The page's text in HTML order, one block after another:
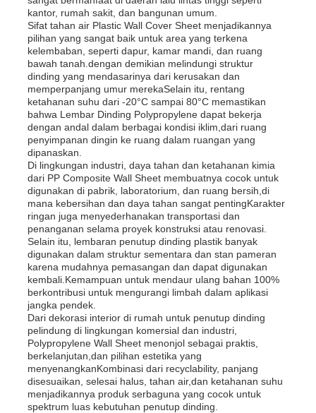
kantor, rumah sakit, dan bangunan umum.
Sifat tahan air Plastic Wall Cover Sheet menjadikannya
pilihan yang sangat baik untuk area yang terkena
kelembaban, seperti dapur, kamar mandi, dan ruang
bawah tanah.dengan demikian melindungi struktur
dinding yang mendasarinya dari kerusakan dan
memperpanjang umur merekaSelain itu, rentang
ketahanan suhu dari -20°C sampai 80°C memastikan
bahwa Lembar Dinding Polypropylene dapat bekerja
dengan andal dalam berbagai kondisi iklim,dari ruang
penyimpanan dingin ke ruang dalam ruangan yang
dipanaskan.
Di lingkungan industri, daya tahan dan ketahanan kimia
dari PP Composite Wall Sheet membuatnya cocok untuk
digunakan di pabrik, laboratorium, dan ruang bersih,di
mana kebersihan dan daya tahan sangat pentingKarakter
ringan juga menyederhanakan transportasi dan
penanganan selama proyek konstruksi atau renovasi.
Selain itu, lembaran penutup dinding plastik banyak
digunakan dalam struktur sementara dan stan pameran
karena mudahnya pemasangan dan dapat digunakan
kembali.Kemampuan untuk mendaur ulang bahan 100%
berkontribusi untuk mengurangi limbah dalam aplikasi
jangka pendek.
Dari dekorasi interior di rumah untuk penutup dinding
pelindung di lingkungan komersial dan industri,
Polypropylene Wall Sheet menonjol sebagai praktis,
berkelanjutan,dan pilihan estetika yang
menyenangkanKombinasi dari recyclability, panjang
disesuaikan, selesai halus, tahan air,dan ketahanan suhu
menjadikannya produk serbaguna yang cocok untuk
spektrum luas kebutuhan penutup dinding.